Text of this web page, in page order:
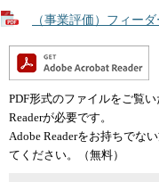
（事業評価）フィー
PDF形式のファイルをご覧
Readerが必要です。
Adobe Readerをお持ちでな
てください。（無料）